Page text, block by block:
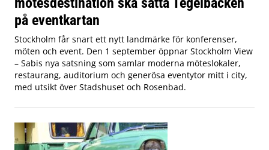
på eventkartan
Stockholm får snart ett nytt landmärke för konferenser,
möten och event. Den 1 september öppnar Stockholm View
– Sabis nya satsning som samlar moderna möteslokaler,
restaurang, auditorium och generösa eventytor mitt i city,
med utsikt över Stadshuset och Rosenbad.